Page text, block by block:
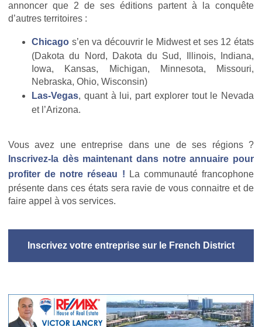
annoncer que 2 de ses éditions partent à la conquête
d’autres territoires :
Chicago s’en va découvrir le Midwest et ses 12 états
(Dakota du Nord, Dakota du Sud, Illinois, Indiana,
Iowa, Kansas, Michigan, Minnesota, Missouri,
Nebraska, Ohio, Wisconsin)
Las-Vegas, quant à lui, part explorer tout le Nevada
et l’Arizona.
Vous avez une entreprise dans une de ses régions ?
Inscrivez-la dès maintenant dans notre annuaire pour
profiter de notre réseau !
La communauté francophone
présente dans ces états sera ravie de vous connaitre et de
faire appel à vos services.
Inscrivez votre entreprise sur le French District